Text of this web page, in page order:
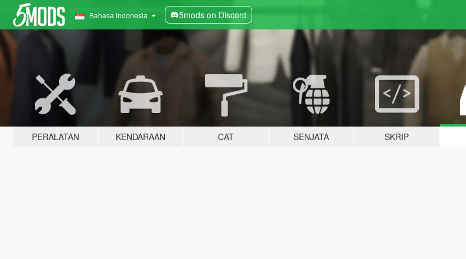
Bahasa Indonesia 5mods on Discord
PERALATAN KENDARAAN CAT SENJATA SKRIP